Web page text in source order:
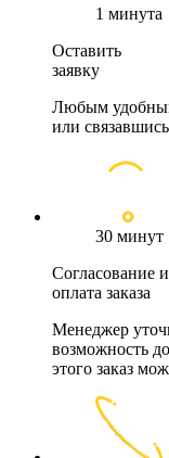
1 минута
Оставить
заявку
Любым
или
30 минут
Согласование и
оплата заказа
Менеджер
возможность
этого заказ